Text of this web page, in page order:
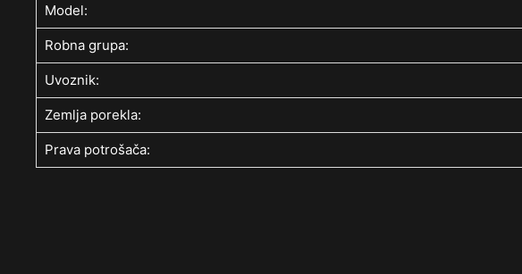
Model:
Robna grupa:
Uvoznik:
Zemlja porekla:
Prava potrošača: